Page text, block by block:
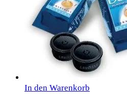
In den Warenkorb